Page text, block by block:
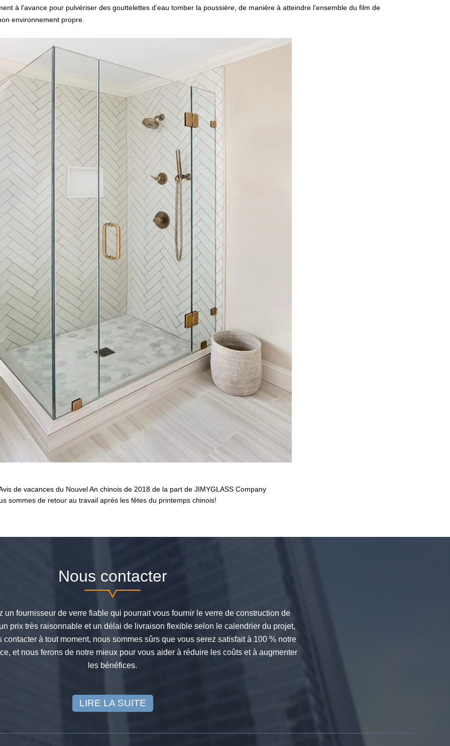
à l'avance pour pulvériser des gouttelettes d'eau tomber la poussière, de manière à atteindre l'ensemble du film de
environnement propre.
de vacances du Nouvel An chinois de 2018 de la part de JIMYGLASS Company
sommes de retour au travail après les fêtes du printemps chinois!
Nous contacter
un fournisseur de verre fiable qui pourrait vous fournir le verre de construction de
prix très raisonnable et un délai de livraison flexible selon le calendrier du projet,
contacter à tout moment, nous sommes sûrs que vous serez satisfait à 100 % notre
et nous ferons de notre mieux pour vous aider à réduire les coûts et à augmenter
les bénéfices.
LIRE LA SUITE